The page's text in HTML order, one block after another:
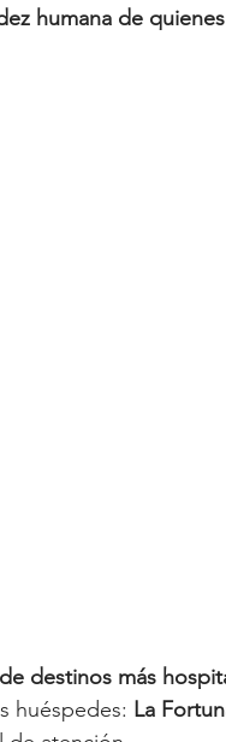
humana de
destinos más
huéspedes: La